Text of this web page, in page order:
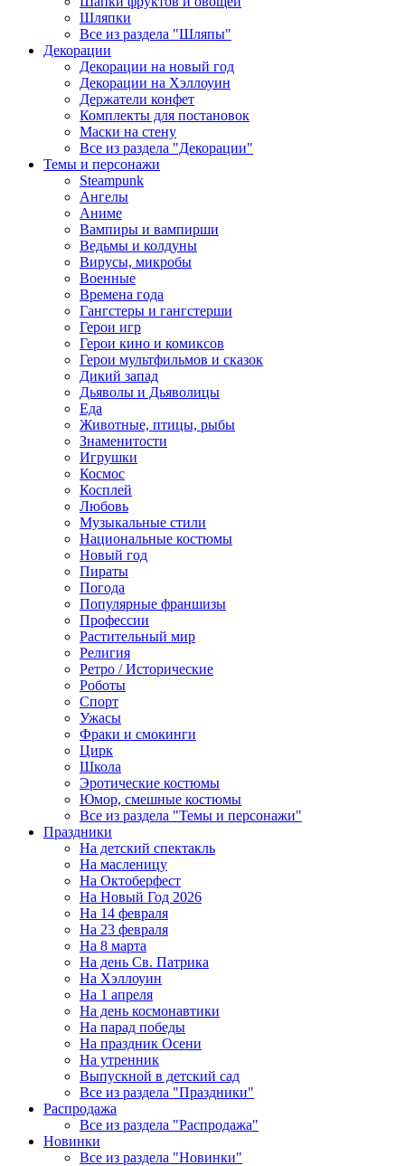
Шляпки
Все из раздела "Шляпы"
Декорации
Декорации на новый год
Декорации на Хэллоуин
Держатели конфет
Комплекты для постановок
Маски на стену
Все из раздела "Декорации"
Темы и персонажи
Steampunk
Ангелы
Аниме
Вампиры и вампирши
Ведьмы и колдуны
Вирусы, микробы
Военные
Времена года
Гангстеры и гангстерши
Герои игр
Герои кино и комиксов
Герои мультфильмов и сказок
Дикий запад
Дьяволы и Дьяволицы
Еда
Животные, птицы, рыбы
Знаменитости
Игрушки
Космос
Косплей
Любовь
Музыкальные стили
Национальные костюмы
Новый год
Пираты
Погода
Популярные франшизы
Профессии
Растительный мир
Религия
Ретро / Исторические
Роботы
Спорт
Ужасы
Фраки и смокинги
Цирк
Школа
Эротические костюмы
Юмор, смешные костюмы
Все из раздела "Темы и персонажи"
Праздники
На детский спектакль
На масленицу
На Октоберфест
На Новый Год 2026
На 14 февраля
На 23 февраля
На 8 марта
На день Св. Патрика
На Хэллоуин
На 1 апреля
На день космонавтики
На парад победы
На праздник Осени
На утренник
Выпускной в детский сад
Все из раздела "Праздники"
Распродажа
Все из раздела "Распродажа"
Новинки
Все из раздела "Новинки"